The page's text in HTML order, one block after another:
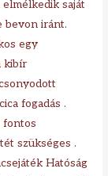
saját
bevon iránt.
egy
kibír
fogadás .
fontos
szükséges .
Hatóság